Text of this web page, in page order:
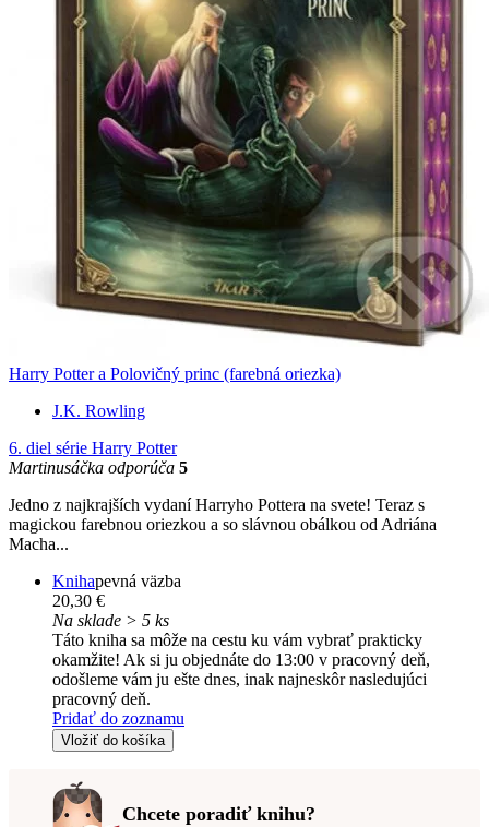
Harry Potter a Polovičný princ (farebná oriezka)
J.K. Rowling
6. diel série Harry Potter
Martinusáčka odporúča 5
Jedno z najkrajších vydaní Harryho Pottera na svete! Teraz s
magickou farebnou oriezkou a so slávnou obálkou od Adriána
Macha...
Knihapevná väzba
20,30 €
Na sklade > 5 ks
Táto kniha sa môže na cestu ku vám vybrať prakticky
okamžite! Ak si ju objednáte do 13:00 v pracovný deň,
odošleme vám ju ešte dnes, inak najneskôr nasledujúci
pracovný deň.
Pridať do zoznamu
Vložiť do košíka
Chcete poradiť knihu?